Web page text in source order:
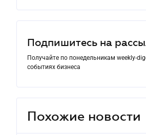
Подпишитесь на
Получайте по понедельникам weekly-
событиях бизнеса
Похожие новости